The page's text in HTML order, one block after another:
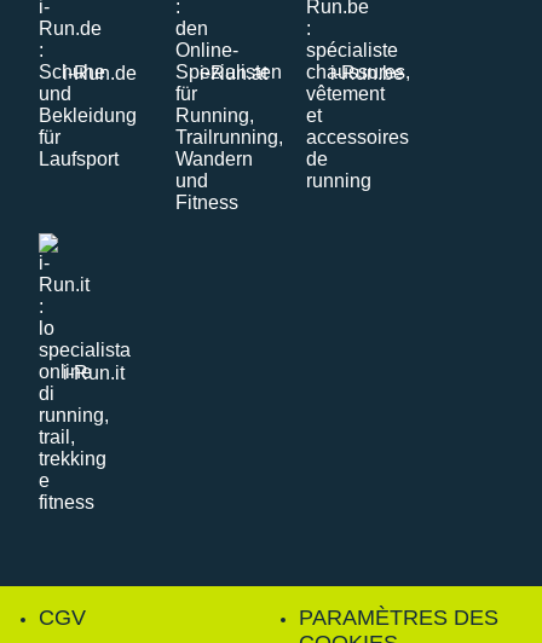
i-Run.de i-Run.at i-Run.be
i-Run.it
CGV
PARAMÈTRES DES